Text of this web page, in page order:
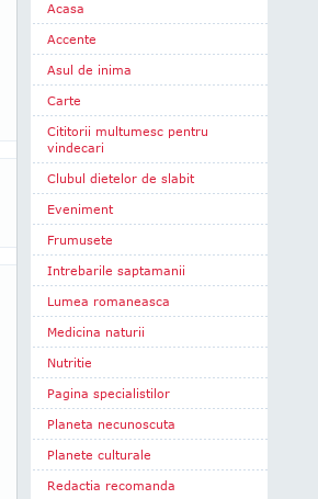
Acasa
Accente
Asul de inima
Carte
Cititorii multumesc pentru
vindecari
Clubul dietelor de slabit
Eveniment
Frumusete
Intrebarile saptamanii
Lumea romaneasca
Medicina naturii
Nutritie
Pagina specialistilor
Planeta necunoscuta
Planete culturale
Redactia recomanda